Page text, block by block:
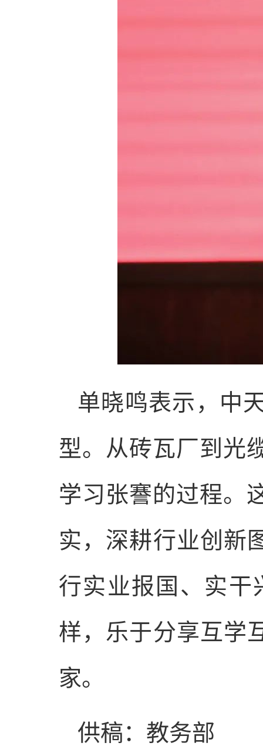
单晓鸣表示，中
型。从砖瓦厂到光
学习张謇的过程。
实，深耕行业创新
行实业报国、实干
样，乐于分享互学
家。
供稿：教务部